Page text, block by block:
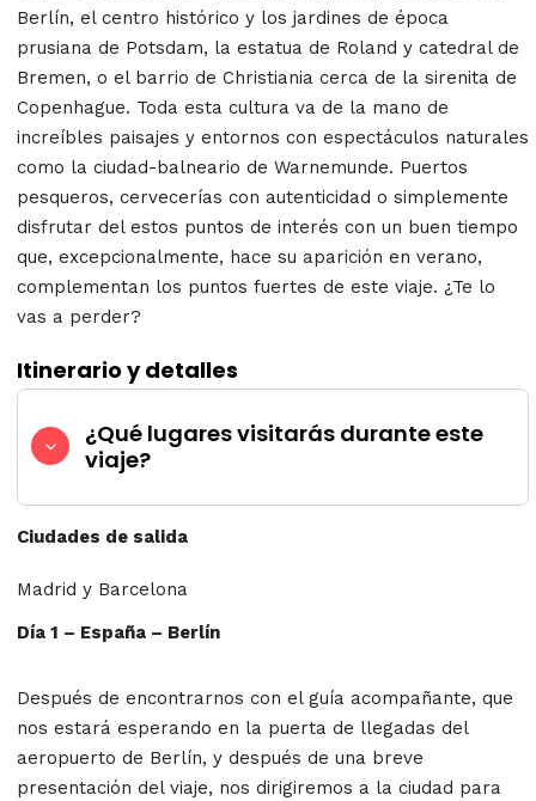
Berlín, el centro histórico y los jardines de época
prusiana de Potsdam, la estatua de Roland y catedral de
Bremen, o el barrio de Christiania cerca de la sirenita de
Copenhague. Toda esta cultura va de la mano de
increíbles paisajes y entornos con espectáculos naturales
como la ciudad-balneario de Warnemunde. Puertos
pesqueros, cervecerías con autenticidad o simplemente
disfrutar del estos puntos de interés con un buen tiempo
que, excepcionalmente, hace su aparición en verano,
complementan los puntos fuertes de este viaje. ¿Te lo
vas a perder?
Itinerario y detalles
¿Qué lugares visitarás durante este
viaje?
Ciudades de salida
Madrid y Barcelona
Día 1 – España – Berlín
Después de encontrarnos con el guía acompañante, que
nos estará esperando en la puerta de llegadas del
aeropuerto de Berlín, y después de una breve
presentación del viaje, nos dirigiremos a la ciudad para